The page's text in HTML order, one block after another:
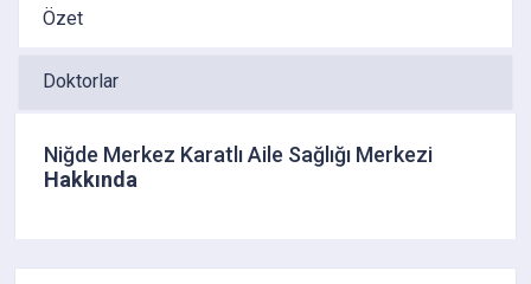
Özet
Doktorlar
Niğde Merkez Karatlı Aile Sağlığı Merkezi
Hakkında